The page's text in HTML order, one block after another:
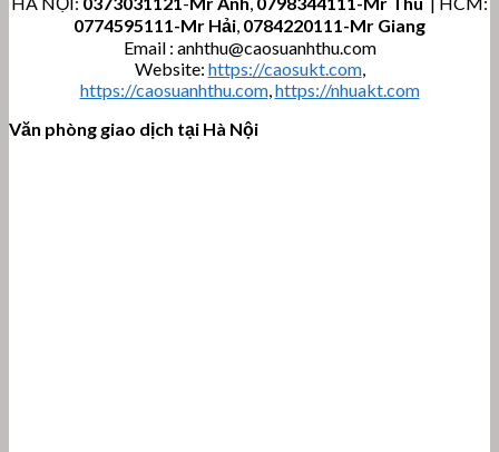
0774595111-Mr Hải, 0784220111-Mr Giang
Email : anhthu@caosuanhthu.com
Website: https://caosukt.com,
https://caosuanhthu.com,https://nhuakt.com
Văn phòng giao dịch tại Hà Nội